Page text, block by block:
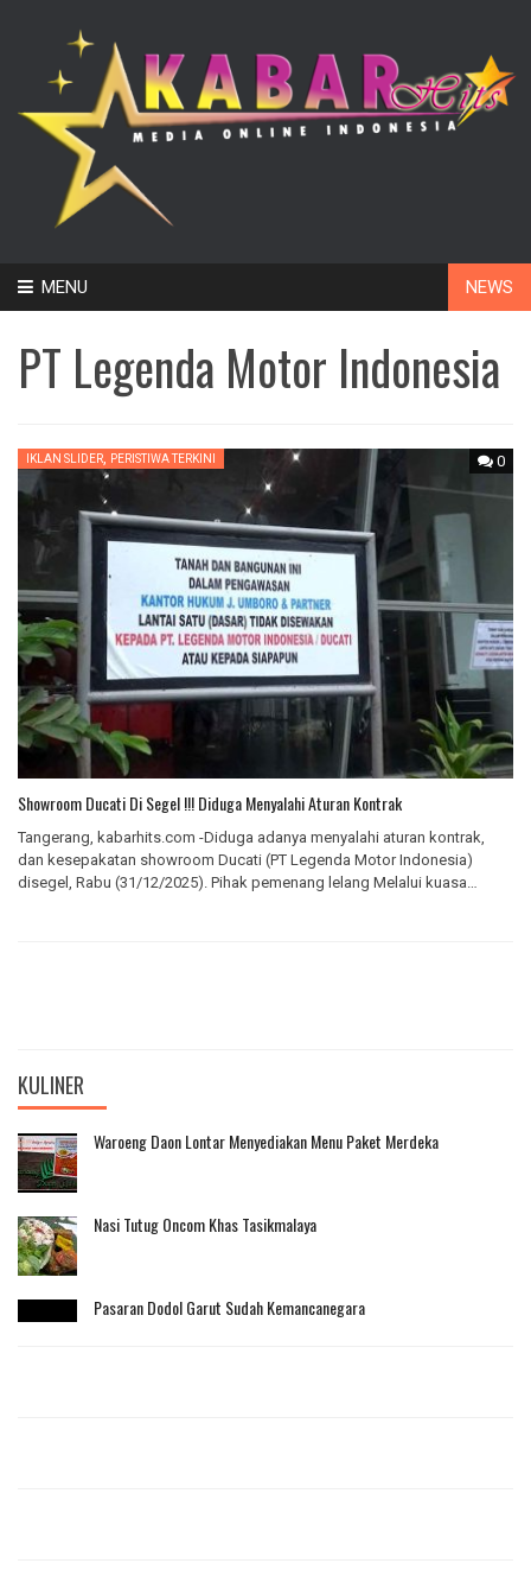
MENU NEWS
PT Legenda Motor Indonesia
0
IKLAN SLIDER PERISTIWA TERKINI
Showroom Ducati Di Segel !!! Diduga Menyalahi Aturan Kontrak
Tangerang, kabarhits.com -Diduga adanya menyalahi aturan kontrak,
dan kesepakatan showroom Ducati (PT Legenda Motor Indonesia)
disegel, Rabu (31/12/2025). Pihak pemenang lelang Melalui kuasa
KULINER
Waroeng Daon Lontar Menyediakan Menu Paket Merdeka
Nasi Tutug Oncom Khas Tasikmalaya
Pasaran Dodol Garut Sudah Kemancanegara